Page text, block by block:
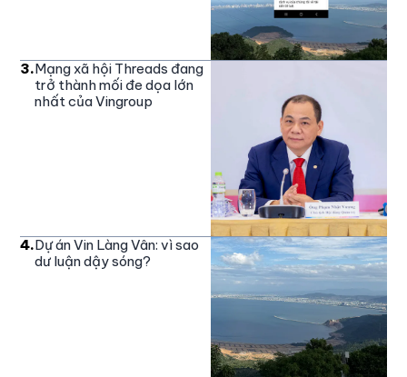
3.Mạng xã hội Threads đang
trở thành mối đe dọa lớn
nhất của Vingroup
4.Dự án Vin Làng Vân: vì sao
dư luận dậy sóng?